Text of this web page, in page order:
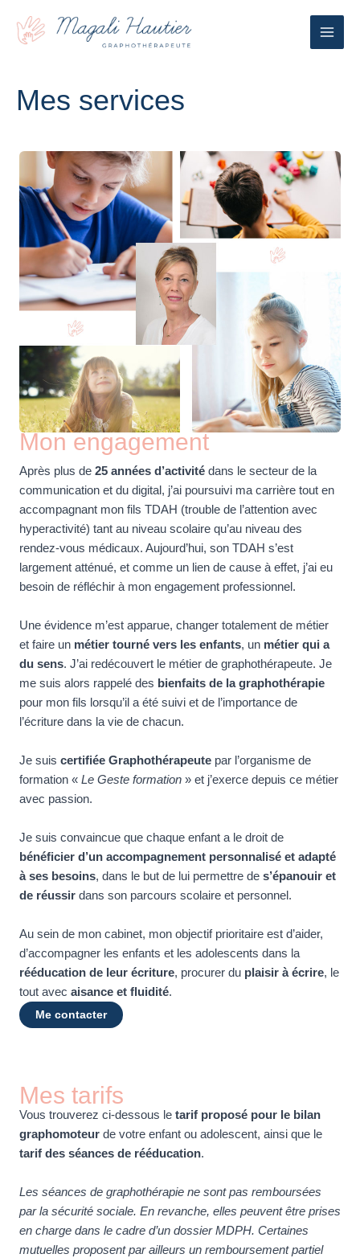
contenu
Mes services
Mon engagement
Après plus de 25 années d’activité dans le secteur de la
communication et du digital, j’ai poursuivi ma carrière tout en
accompagnant mon fils TDAH (trouble de l’attention avec
hyperactivité) tant au niveau scolaire qu’au niveau des
rendez-vous médicaux. Aujourd’hui, son TDAH s’est
largement atténué, et comme un lien de cause à effet, j’ai eu
besoin de réfléchir à mon engagement professionnel.
Une évidence m’est apparue, changer totalement de métier
et faire un métier tourné vers les enfants, un métier qui a
du sens. J’ai redécouvert le métier de graphothérapeute. Je
me suis alors rappelé des bienfaits de la graphothérapie
pour mon fils lorsqu’il a été suivi et de l’importance de
l’écriture dans la vie de chacun.
Je suis certifiée Graphothérapeute par l’organisme de
formation « Le Geste formation » et j’exerce depuis ce métier
avec passion.
Je suis convaincue que chaque enfant a le droit de
bénéficier d’un accompagnement personnalisé et adapté
à ses besoins, dans le but de lui permettre de s’épanouir et
de réussir dans son parcours scolaire et personnel.
Au sein de mon cabinet, mon objectif prioritaire est d’aider,
d’accompagner les enfants et les adolescents dans la
rééducation de leur écriture, procurer du plaisir à écrire, le
tout avec aisance et fluidité.
Me contacter
Mes tarifs
Vous trouverez ci-dessous le tarif proposé pour le bilan
graphomoteur de votre enfant ou adolescent, ainsi que le
tarif des séances de rééducation.
Les séances de graphothérapie ne sont pas remboursées
par la sécurité sociale. En revanche, elles peuvent être prises
en charge dans le cadre d’un dossier MDPH. Certaines
mutuelles proposent par ailleurs un remboursement partiel